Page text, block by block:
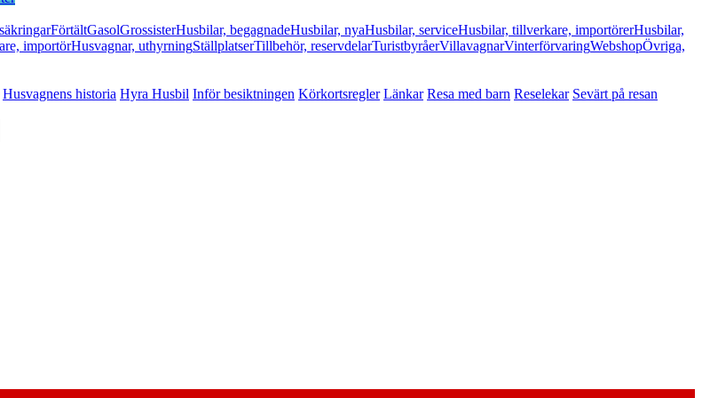
FörtältGasolGrossisterHusbilar, begagnadeHusbilar, nyaHusbilar, serviceHusbilar, tillverkare, importörerHusbilar,
importörHusvagnar, uthyrningStällplatserTillbehör, reservdelarTuristbyråerVillavagnarVinterförvaringWebshopÖvriga,
Husvagnens historia Hyra Husbil Inför besiktningen Körkortsregler Länkar Resa med barn Reselekar Sevärt på resan